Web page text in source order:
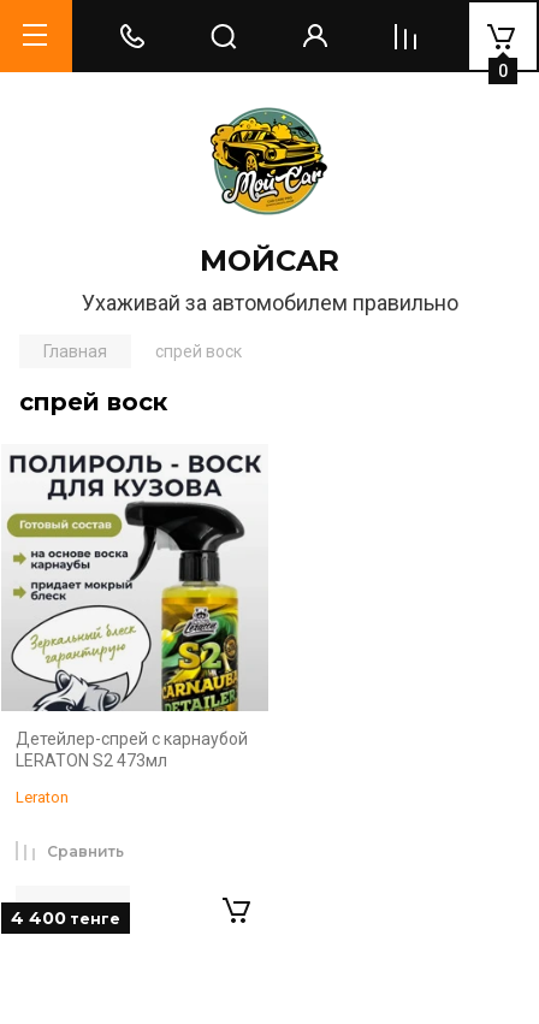
МОЙCAR
Ухаживай за автомобилем правильно
0
Главная спрей воск
спрей воск
Детейлер-спрей с карнаубой
LERATON S2 473мл
Leraton
4 400 тенге
Сравнить